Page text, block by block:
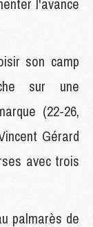
son camp
sur une
(22-26,
Gérard
avec trois
palmarès de